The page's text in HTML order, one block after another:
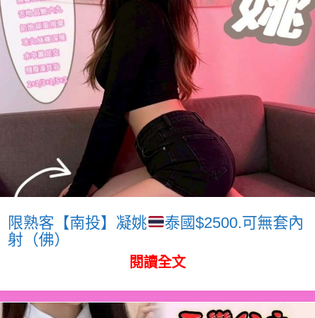
限熟客【南投】凝姚
泰國$2500.可無套內
射（佛）
閱讀全文